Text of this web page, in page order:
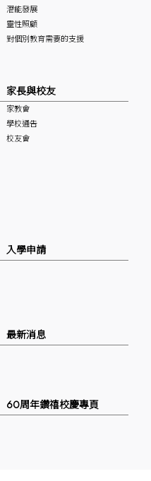
潛能發展
靈性照顧
對個別教育需要的支援
家長與校友
家教會
學校通告
校友會
入學申請
最新消息
60周年鑽禧校慶專頁